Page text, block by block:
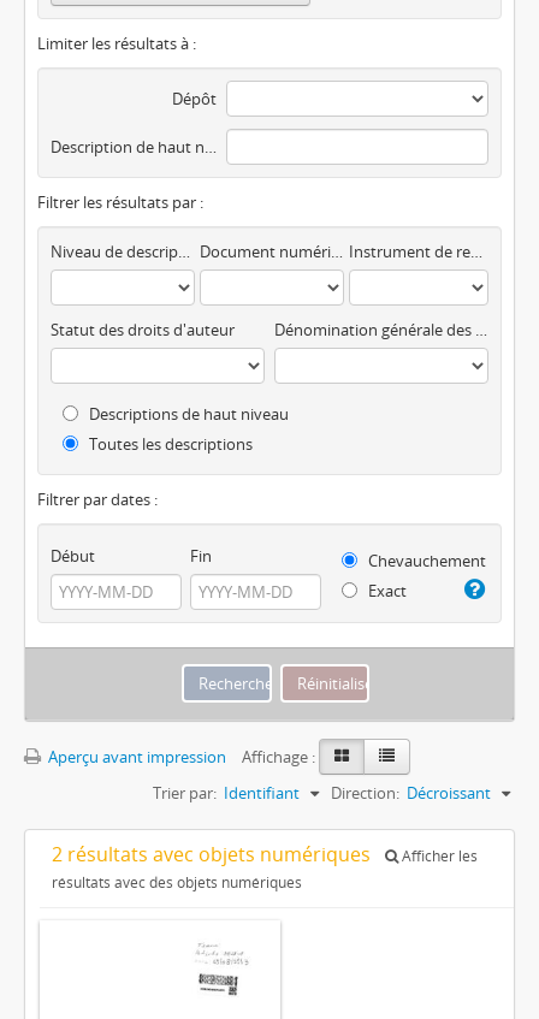
Limiter les résultats à :
Dépôt
Description de haut niveau
Filtrer les résultats par :
Niveau de description Document numérique disponible Instrument de recherche
Statut des droits d'auteur Dénomination générale des documents
Descriptions de haut niveau
Toutes les descriptions
Filtrer par dates :
Début Fin
Chevauchement
Exact
Aperçu avant impression
Affichage :
Trier par: Identifiant Direction: Décroissant
2 résultats avec objets numériques
Afficher les
résultats avec des objets numériques